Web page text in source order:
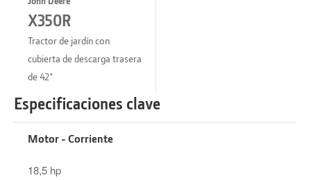
X350R
Tractor de jardín con
cubierta de descarga trasera
de 42"
Motor - Corriente
18,5 hp
Especificaciones clave